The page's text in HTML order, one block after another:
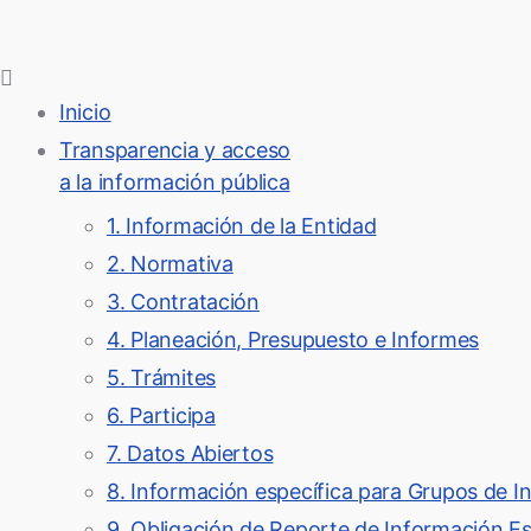
Menú
Inicio
Transparencia y acceso
a la información pública
1. Información de la Entidad
2. Normativa
3. Contratación
4. Planeación, Presupuesto e Informes
5. Trámites
6. Participa
7. Datos Abiertos
8. Información específica para Grupos de